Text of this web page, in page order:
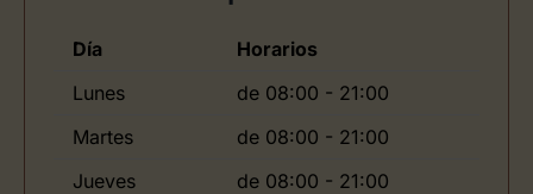
Día
Horarios
Lunes
de 08:00 - 21:00
Martes
de 08:00 - 21:00
Jueves
de 08:00 - 21:00